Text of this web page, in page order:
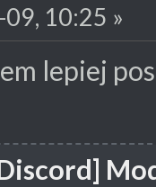
10:25 »
lepiej